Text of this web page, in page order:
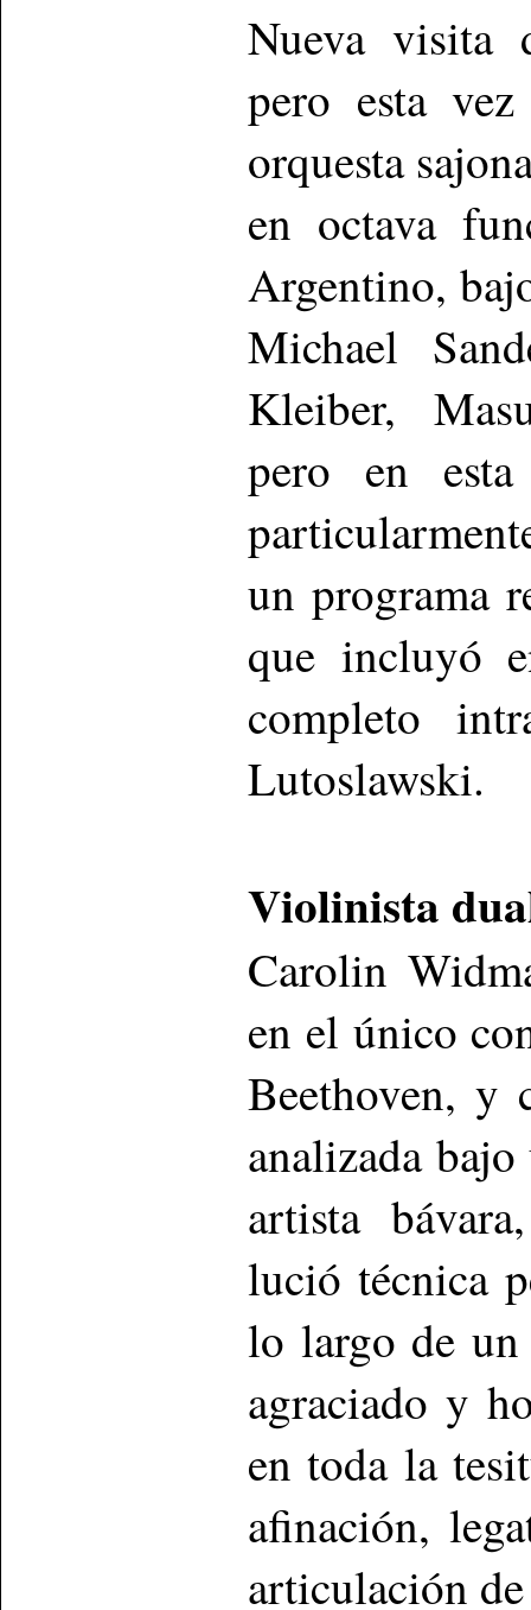
Nueva visita
pero esta
orquesta
en octava
Argentino,
Michael
Kleiber,
pero en
un programa
que incluyó
completo
Lutoslawski.
Violinista
Carolin
en el único
Beethoven, y
analizada
artista
lució técnica
lo largo de un
agraciado y
en toda la
afinación,
articulación